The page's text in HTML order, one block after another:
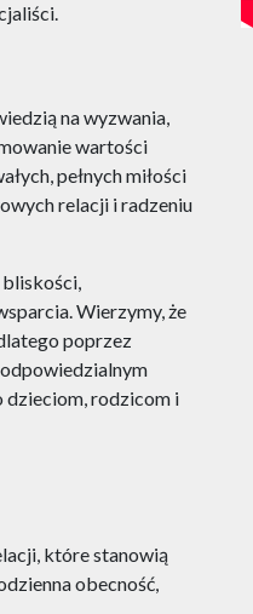
na wyzwania,
wartości
pełnych miłości
relacji i radzeniu
bliskości,
Wierzymy, że
poprzez
rodzicom i
które stanowią
obecność,